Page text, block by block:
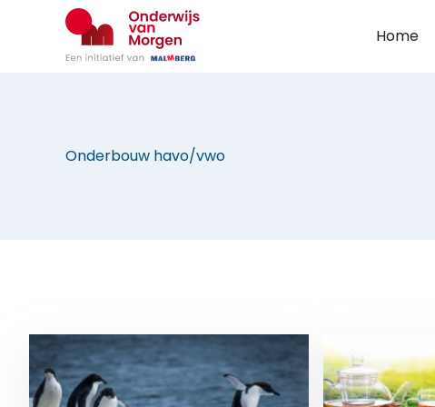
Home
Onderbouw havo/vwo